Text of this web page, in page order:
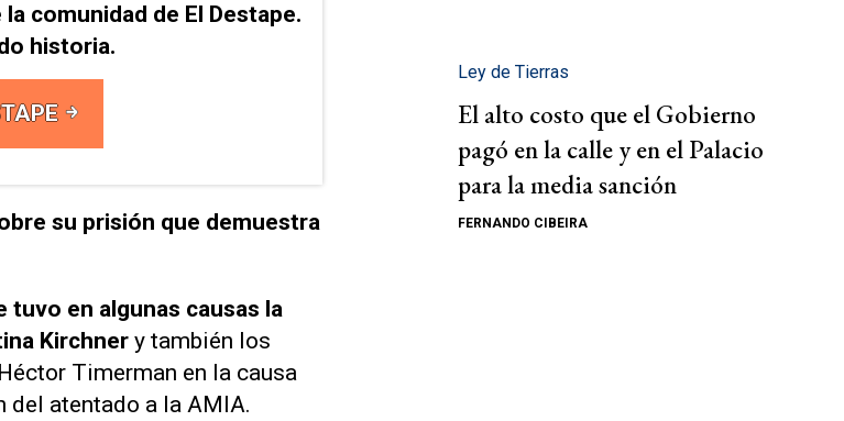
comunidad de El Destape.
historia.
su prisión que demuestra
en algunas causas la
Kirchner y también los
Timerman en la causa
del atentado a la AMIA.
Ley de Tierras
El alto costo que el Gobierno
pagó en la calle y en el Palacio
para la media sanción
FERNANDO CIBEIRA